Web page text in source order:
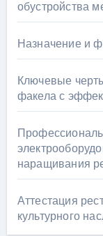
обустройства
Назначение и
Ключевые
факела с
наращивания
Аттестация
культурного